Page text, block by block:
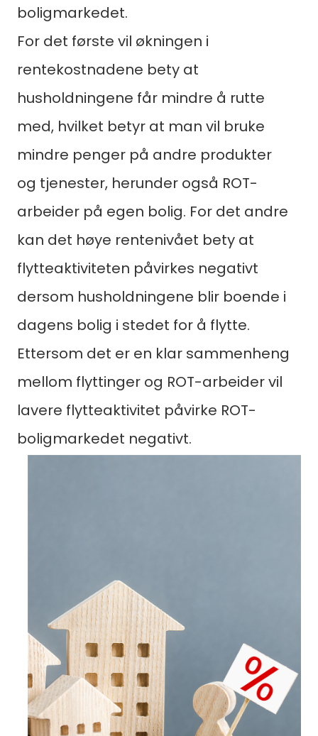
boligmarkedet.
For det første vil økningen i
rentekostnadene bety at
husholdningene får mindre å rutte
med, hvilket betyr at man vil bruke
mindre penger på andre produkter
og tjenester, herunder også ROT-
arbeider på egen bolig. For det andre
kan det høye rentenivået bety at
flytteaktiviteten påvirkes negativt
dersom husholdningene blir boende i
dagens bolig i stedet for å flytte.
Ettersom det er en klar sammenheng
mellom flyttinger og ROT-arbeider vil
lavere flytteaktivitet påvirke ROT-
boligmarkedet negativt.